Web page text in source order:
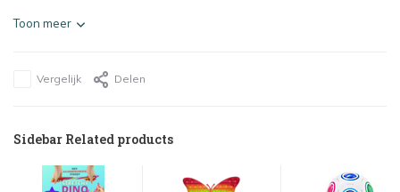
Toon meer
Vergelijk Delen
Sidebar Related products